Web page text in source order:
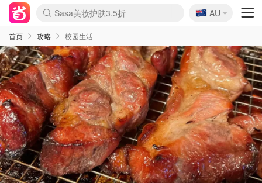
lululemon本周上新
Sasa美妆护肤3.5折
SSENSE年中3折
FreshBeauty好价汇总
Cettire降价+叠9折
Farfetch折上8折
WWS Coles超市实拍
viagogo二手票捡漏
Myer清仓1折起
The Outnet奢牌1折起
David Jones 3折起
Flannels大牌1折
Perfumes Club护肤1折
AMIRO返校季6.2折
Oweek抽奖送Airpods
Amazon折扣汇总
eToro入金$200送$50
Amazon数码好物
ICONIC本周7.5折
ThedoubleF高奢地板价
Moose Knuckles 6折
丝芙兰5折起
EUFY官网3.7折起
Selenichast首饰2折
Trip机票酒店促销
YSL送5件彩妆礼
Amazon家居好物
BIGBANG巡演开票
David Jones时尚3折
Amazon美妆护肤
雅漾大喷$8
过敏原检测盒$33
伊索独家赠50ml沐浴露
科颜氏送高保湿面霜
SEALIFE海洋馆门票6折
丝塔芙大白罐$16
订阅Newsletter送香薰
Cult Beauty 6.8折
Harrods圣诞日历2.3折
LN-CC奢牌私促3折
d'Alba空姐喷雾$16
EVE LOM套装逆天2折
Bernardelli独家4折
Adore Beauty 6折起
CT圣诞日历
Mytheresa奢品2.7折
🇦🇺
AU
首页 攻略 校园生活